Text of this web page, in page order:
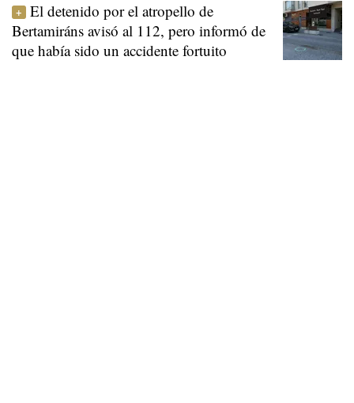
El detenido por el atropello de
Bertamiráns avisó al 112, pero informó de
que había sido un accidente fortuito